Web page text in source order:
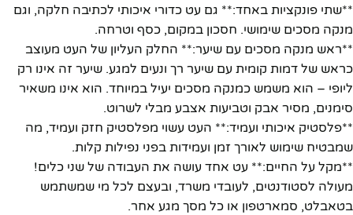
**שתי פונקציות באחד:** גם עט כדורי איכותי לכתיבה חלקה, וגם
מנקה מסכים שימושי. חסכון במקום, כסף וטרחה.
**ראש מנקה מסכים עם שיער:** החלק העליון של העט מעוצב
כראש של דמות קומית עם שיער רך ונעים למגע. שיער זה אינו רק
ליופי – הוא משמש כמנקה מסכים יעיל במיוחד. הוא אינו משאיר
סימנים, מסיר אבק וטביעות אצבע מבלי לשרוט.
**פלסטיק איכותי ועמיד:** העט עשוי מפלסטיק חזק ועמיד, מה
שמבטיח שימוש לאורך זמן ועמידות בפני נפילות קלות.
**מקל על החיים:** עט אחד עושה את העבודה של שני כלים!
מעולה לסטודנטים, לעובדי משרד, ובעצם לכל מי שמשתמש
בטאבלט, סמארטפון או כל מסך מגע אחר.